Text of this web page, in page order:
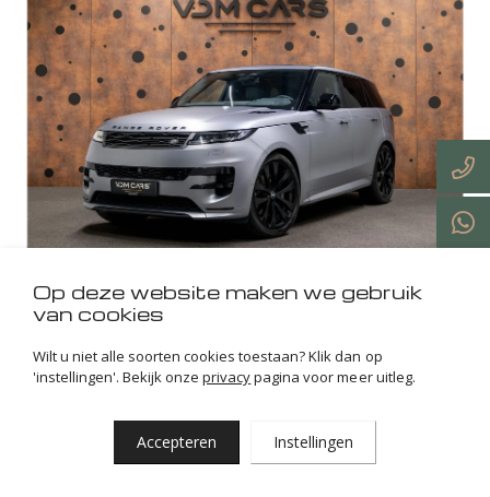
3.0 P460E DYNAMIC HSE PHEV
Land Rover
Range Rover Sport
Op deze website maken we gebruik
van cookies
Wilt u niet alle soorten cookies toestaan? Klik dan op
'instellingen'. Bekijk onzeprivacypagina voor meer uitleg.
Accepteren Instellingen